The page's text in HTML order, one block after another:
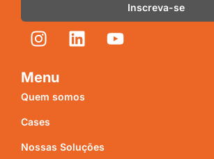
Menu
Quem somos
Cases
Nossas Soluções
Inscreva-se